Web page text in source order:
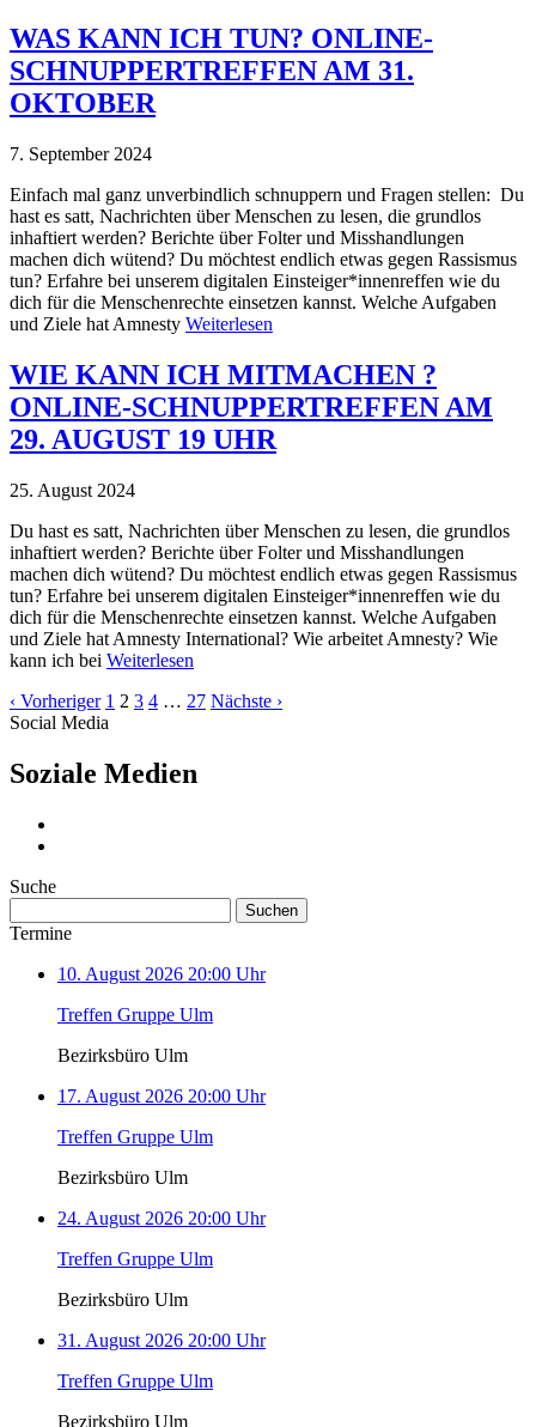
WAS KANN ICH TUN? ONLINE-
SCHNUPPERTREFFEN AM 31.
OKTOBER
7. September 2024
Einfach mal ganz unverbindlich schnuppern und Fragen stellen: Du
hast es satt, Nachrichten über Menschen zu lesen, die grundlos
inhaftiert werden? Berichte über Folter und Misshandlungen
machen dich wütend? Du möchtest endlich etwas gegen Rassismus
tun? Erfahre bei unserem digitalen Einsteiger*innenreffen wie du
dich für die Menschenrechte einsetzen kannst. Welche Aufgaben
und Ziele hat Amnesty Weiterlesen
WIE KANN ICH MITMACHEN ?
ONLINE-SCHNUPPERTREFFEN AM
29. AUGUST 19 UHR
25. August 2024
Du hast es satt, Nachrichten über Menschen zu lesen, die grundlos
inhaftiert werden? Berichte über Folter und Misshandlungen
machen dich wütend? Du möchtest endlich etwas gegen Rassismus
tun? Erfahre bei unserem digitalen Einsteiger*innenreffen wie du
dich für die Menschenrechte einsetzen kannst. Welche Aufgaben
und Ziele hat Amnesty International? Wie arbeitet Amnesty? Wie
kann ich bei Weiterlesen
‹ Vorheriger 1 2 3 4 … 27 Nächste ›
Social Media
Soziale Medien
Suche
nach:
Termine
10. August 2026 20:00 Uhr
Treffen Gruppe Ulm
Bezirksbüro Ulm
17. August 2026 20:00 Uhr
Treffen Gruppe Ulm
Bezirksbüro Ulm
24. August 2026 20:00 Uhr
Treffen Gruppe Ulm
Bezirksbüro Ulm
31. August 2026 20:00 Uhr
Treffen Gruppe Ulm
Bezirksbüro Ulm